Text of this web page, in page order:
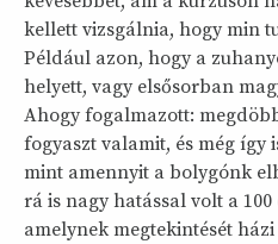
kellett vizsgálnia, hogy min
Például azon, hogy a
helyett, vagy elsősorban
Ahogy fogalmazott:
fogyaszt valamit, és még
mint amennyit a bolygónk
rá is nagy hatással volt a
amelynek megtekintését